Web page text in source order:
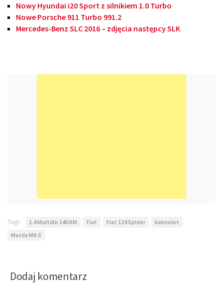
Nowy Hyundai i20 Sport z silnikiem 1.0 Turbo
Nowe Porsche 911 Turbo 991.2
Mercedes-Benz SLC 2016 – zdjęcia następcy SLK
Tagi: 1.4 MultiAir 140 KM Fiat Fiat 124 Spider
kabriolet
Mazda MX-5
Dodaj komentarz